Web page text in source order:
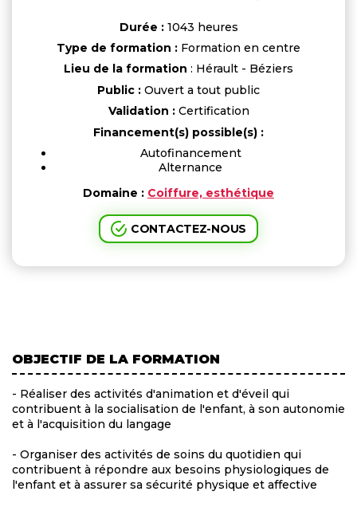
Durée :1043 heures
Type de formation : Formation en centre
Lieu de la formation : Hérault - Béziers
Public : Ouvert a tout public
Validation :Certification
Financement(s) possible(s) :
Autofinancement
Alternance
Domaine : Coiffure, esthétique
CONTACTEZ-NOUS
OBJECTIF DE LA FORMATION
- Réaliser des activités d'animation et d'éveil qui
contribuent à la socialisation de l'enfant, à son autonomie
et à l'acquisition du langage
- Organiser des activités de soins du quotidien qui
contribuent à répondre aux besoins physiologiques de
l'enfant et à assurer sa sécurité physique et affective